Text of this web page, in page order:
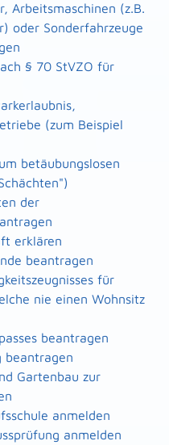
Arbeitsmaschinen (z.B.
oder Sonderfahrzeuge
§ 70 StVZO für
(zum Beispiel
betäubungslosen
der
erklären
beantragen
für
nie einen Wohnsitz
beantragen
beantragen
Gartenbau zur
anmelden
anmelden